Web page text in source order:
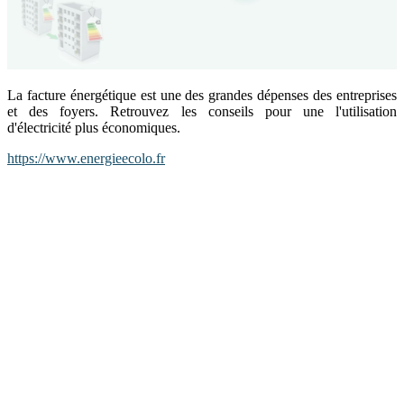
La facture énergétique est une des grandes dépenses des entreprises
et des foyers. Retrouvez les conseils pour une l'utilisation
d'électricité plus économiques.
https://www.energieecolo.fr